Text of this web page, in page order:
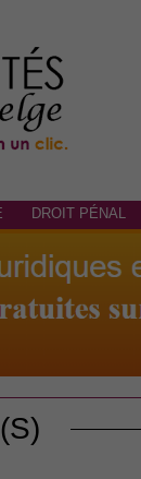
DROIT PÉNAL